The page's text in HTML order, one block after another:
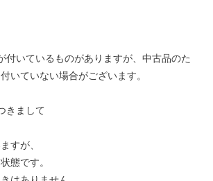
付いているものがありますが、中古品のた
いていない場合がございます。
きまして
すが、
です。